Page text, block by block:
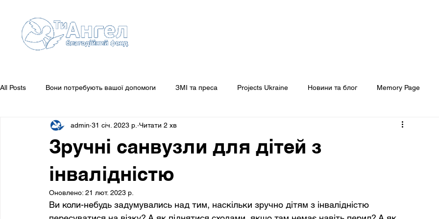
All Posts Вони потребують вашої допомоги ЗМІ та преса Projects Ukraine Новини та блог Memory Page
Guestbook Звіти Вони потребують вашої уваги
Зручні санвузли для дітей з
інвалідністю
admin 31 січ. 2023 р. Читати 2 хв
Оновлено: 21 лют. 2023 р.
Ви коли-небудь задумувались над тим, наскільки зручно дітям з інвалідністю